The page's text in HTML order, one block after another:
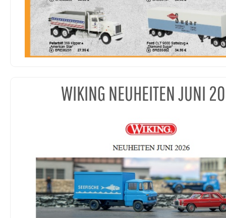
WIKING NEUHEITEN JUNI